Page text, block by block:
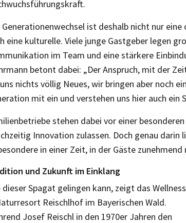
Generationenwechsel ist deshalb nicht nur
eine kulturelle. Viele junge Gastgeber legen
im Team und eine stärkere
betont dabei: „Der Anspruch, mit der
nichts völlig Neues, wir bringen aber noch
mit ein und verstehen uns hier auch ein
stehen dabei vor einer
Innovation zulassen. Doch genau
in einer Zeit, in der Gäste
und Zukunft im Einklang
dieser Spagat gelingen kann, zeigt das Wellness
Reischlhof im Bayerischen Wald.
Josef Reischl in den 1970er Jahren den